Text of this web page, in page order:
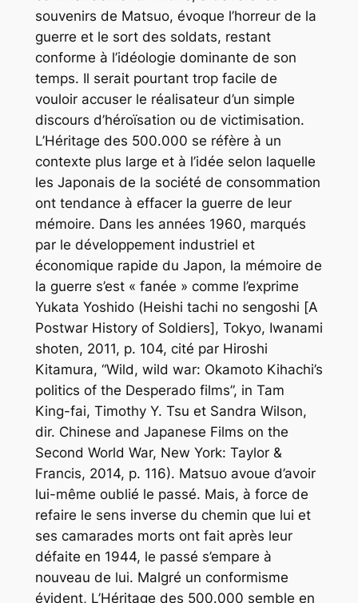
souvenirs de Matsuo, évoque l’horreur de la
guerre et le sort des soldats, restant
conforme à l’idéologie dominante de son
temps. Il serait pourtant trop facile de
vouloir accuser le réalisateur d’un simple
discours d’héroïsation ou de victimisation.
L’Héritage des 500.000 se réfère à un
contexte plus large et à l’idée selon laquelle
les Japonais de la société de consommation
ont tendance à effacer la guerre de leur
mémoire. Dans les années 1960, marqués
par le développement industriel et
économique rapide du Japon, la mémoire de
la guerre s’est « fanée » comme l’exprime
Yukata Yoshido (Heishi tachi no sengoshi [A
Postwar History of Soldiers], Tokyo, Iwanami
shoten, 2011, p. 104, cité par Hiroshi
Kitamura, “Wild, wild war: Okamoto Kihachi’s
politics of the Desperado films”, in Tam
King-fai, Timothy Y. Tsu et Sandra Wilson,
dir. Chinese and Japanese Films on the
Second World War, New York: Taylor &
Francis, 2014, p. 116). Matsuo avoue d’avoir
lui-même oublié le passé. Mais, à force de
refaire le sens inverse du chemin que lui et
ses camarades morts ont fait après leur
défaite en 1944, le passé s’empare à
nouveau de lui. Malgré un conformisme
évident, L’Héritage des 500.000 semble en